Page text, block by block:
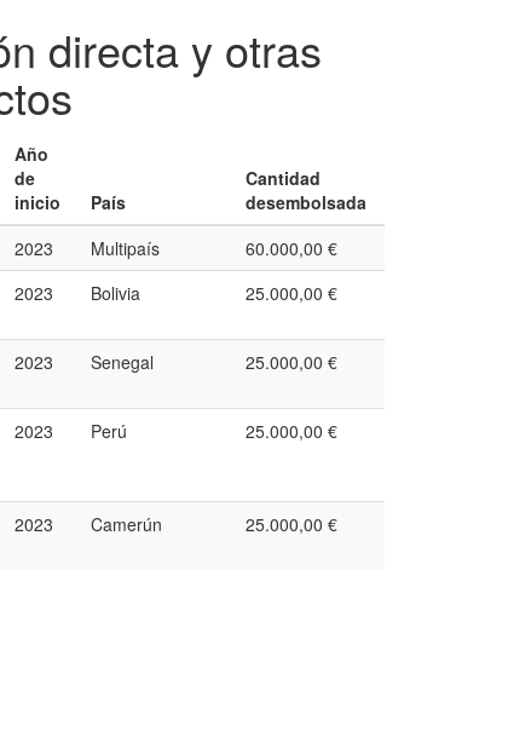
directa y otras
Año
de
inicio
País
Cantidad
desembolsada
2023 Multipaís
60.000,00 €
2023 Bolivia 25.000,00 €
2023 Senegal 25.000,00 €
2023 Perú 25.000,00 €
2023 Camerún 25.000,00 €